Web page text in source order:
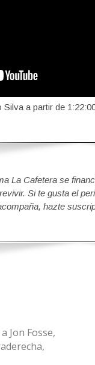
a partir de
La Cafetera se
Si te gusta el
hazte
Jon Fosse,